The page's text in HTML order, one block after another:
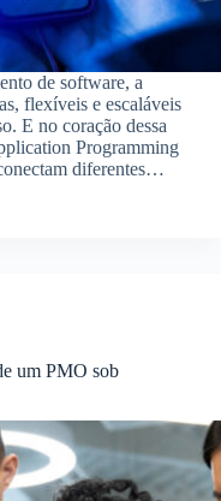
de software, a
flexíveis e escaláveis
E no coração dessa
Programming
diferentes…
um PMO sob